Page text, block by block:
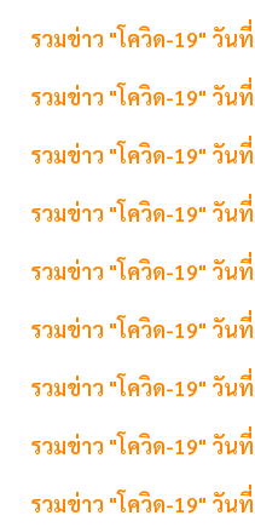
รวมข่าว "โควิด-19" วัน
รวมข่าว "โควิด-19" วัน
รวมข่าว "โควิด-19" วัน
รวมข่าว "โควิด-19" วัน
รวมข่าว "โควิด-19" วัน
รวมข่าว "โควิด-19" วัน
รวมข่าว "โควิด-19" วัน
รวมข่าว "โควิด-19" วัน
รวมข่าว "โควิด-19" วัน